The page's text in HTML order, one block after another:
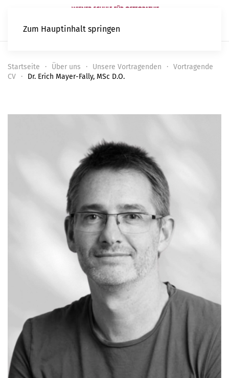
Zum Hauptinhalt springen
Startseite Über uns Unsere Vortragenden
Vortragende
CV
Dr. Erich Mayer-Fally, MSc D.O.